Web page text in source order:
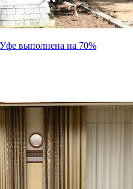
выполнена на 70%